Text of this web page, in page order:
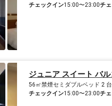
チェックイン15:00〜23:00チ
ジュニア スイート バ
56㎡禁煙セミダブルベッド 2 台
チェックイン15:00〜23:00チ